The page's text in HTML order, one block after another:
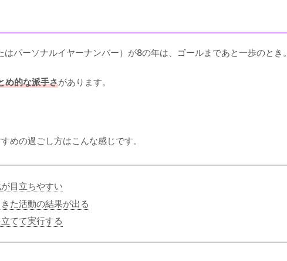
はパーソナルイヤーナンバー）が8の年は、ゴールまであと一歩のとき。
め的な派手さがあります。
めの過ごし方はこんな感じです。
目立ちやすい
た活動の結果が出る
てて実行する